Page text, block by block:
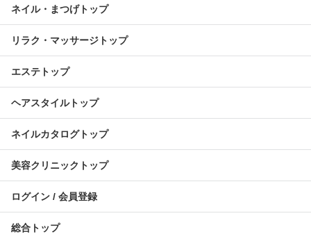
ネイル・まつげトップ
リラク・マッサージトップ
エステトップ
ヘアスタイルトップ
ネイルカタログトップ
美容クリニックトップ
ログイン / 会員登録
総合トップ